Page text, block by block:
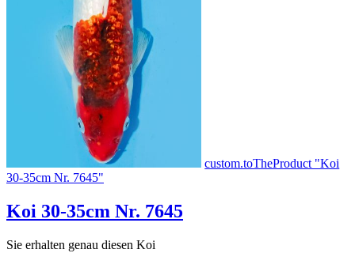
custom.toTheProduct "Koi
30-35cm Nr. 7645"
Koi 30-35cm Nr. 7645
Sie erhalten genau diesen Koi